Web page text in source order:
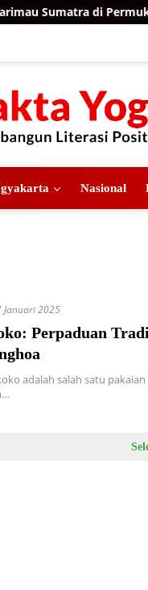
Sumatra di
Nasional
Januari 2025
Perpaduan
adalah salah satu